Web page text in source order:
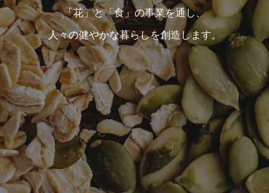
「花」と「食」の事業を通し、
人々の健やかな暮らしを創造します。